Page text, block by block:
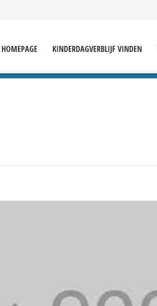
HOMEPAGE KINDERDAGVERBLIJF VINDEN